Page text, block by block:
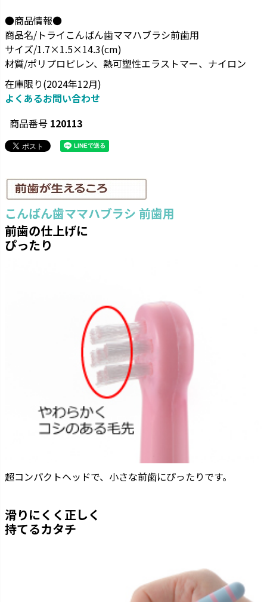
●商品情報●
商品名/トライこんばん歯ママハブラシ前歯用
サイズ/1.7×1.5×14.3(cm)
材質/ポリプロピレン、熱可塑性エラストマー、ナイロン
在庫限り(2024年12月)
よくあるお問い合わせ
商品番号 120113
こんばん歯ママハブラシ 前歯用
前歯の仕上げに
ぴったり
超コンパクトヘッドで、小さな前歯にぴったりです。
滑りにくく正しく
持てるカタチ